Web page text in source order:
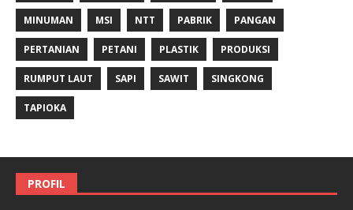
MINUMAN MSI NTT PABRIK PANGAN
PERTANIAN PETANI PLASTIK PRODUKSI
RUMPUT LAUT SAPI SAWIT SINGKONG
TAPIOKA
PROFIL